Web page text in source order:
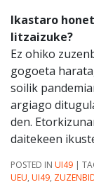
Ikastaro
litzaizuke?
Ez ohiko
gogoeta
soilik
argiago
den.
daitekeen
POSTED IN UI49 |
UEU, UI49,